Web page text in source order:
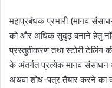
महाप्रबंधक प्रभारी (मानव
को और अधिक सुदृढ़ बनाने हेतु
प्रस्तुतीकरण तथा स्टोरी टेलिंग
के अंतर्गत प्रत्येक मानव संसाधन
अथवा शोध-पत्र तैयार करने का